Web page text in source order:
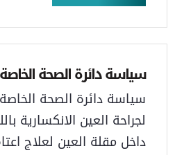
سياسة دائرة الصحة
سياسة دائرة الصحة
لجراحة العين الانكسارية
داخل مقلة العين لعلاج